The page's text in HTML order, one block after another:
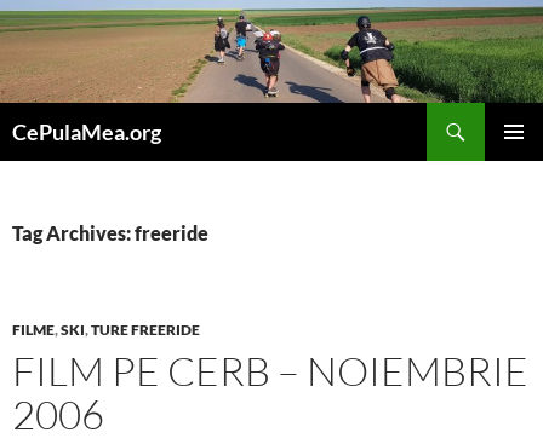
Skip
to
content
CePulaMea.org
Tag Archives: freeride
FILME,SKI,TURE FREERIDE
FILM PE CERB – NOIEMBRIE
2006